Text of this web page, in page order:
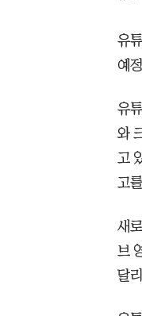
유
예
유
와
고
고
새
브
달